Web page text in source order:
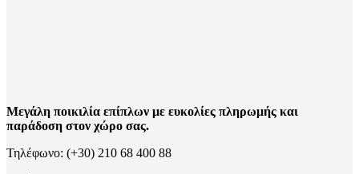
Μεγάλη ποικιλία επίπλων με ευκολίες πληρωμής και
παράδοση στον χώρο σας.
Τηλέφωνο: (+30) 210 68 400 88